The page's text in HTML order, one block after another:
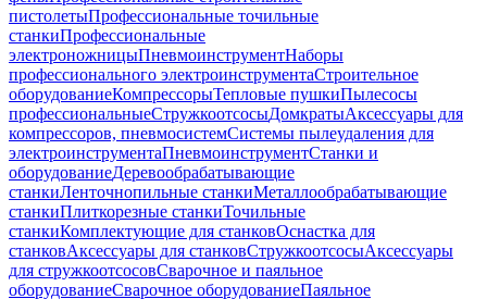
пистолетыПрофессиональные точильные
станкиПрофессиональные
электроножницыПневмоинструментНаборы
профессионального электроинструментаСтроительное
оборудованиеКомпрессорыТепловые пушкиПылесосы
профессиональныеСтружкоотсосыДомкратыАксессуары для
компрессоров, пневмосистемСистемы пылеудаления для
электроинструментаПневмоинструментСтанки и
оборудованиеДеревообрабатывающие
станкиЛенточнопильные станкиМеталлообрабатывающие
станкиПлиткорезные станкиТочильные
станкиКомплектующие для станковОснастка для
станковАксессуары для станковСтружкоотсосыАксессуары
для стружкоотсосовСварочное и паяльное
оборудованиеСварочное оборудованиеПаяльное